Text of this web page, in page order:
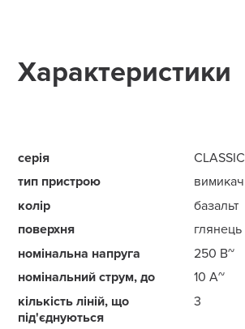
Характеристики
серія
тип пристрою
колір
базальт
поверхня
глянець
номінальна напруга
250 В~
номінальний струм, до
10 А~
кількість ліній, що
під'єднуються
3